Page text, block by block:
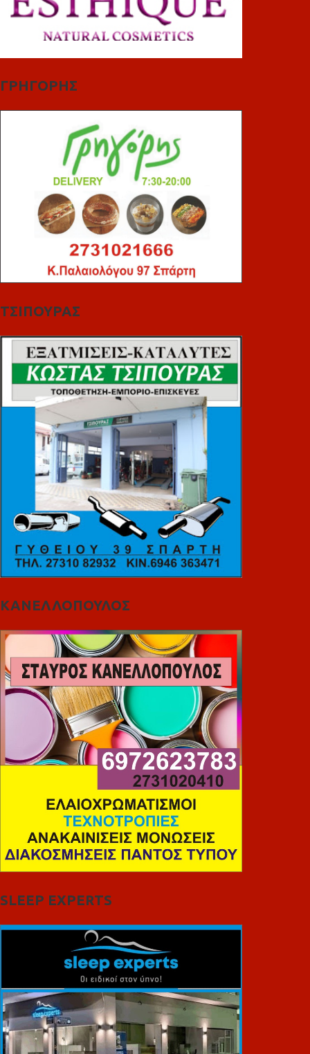
ΓΡΗΓΟΡΗΣ
ΤΣΙΠΟΥΡΑΣ
ΚΑΝΕΛΛΟΠΟΥΛΟΣ
SLEEP EXPERTS